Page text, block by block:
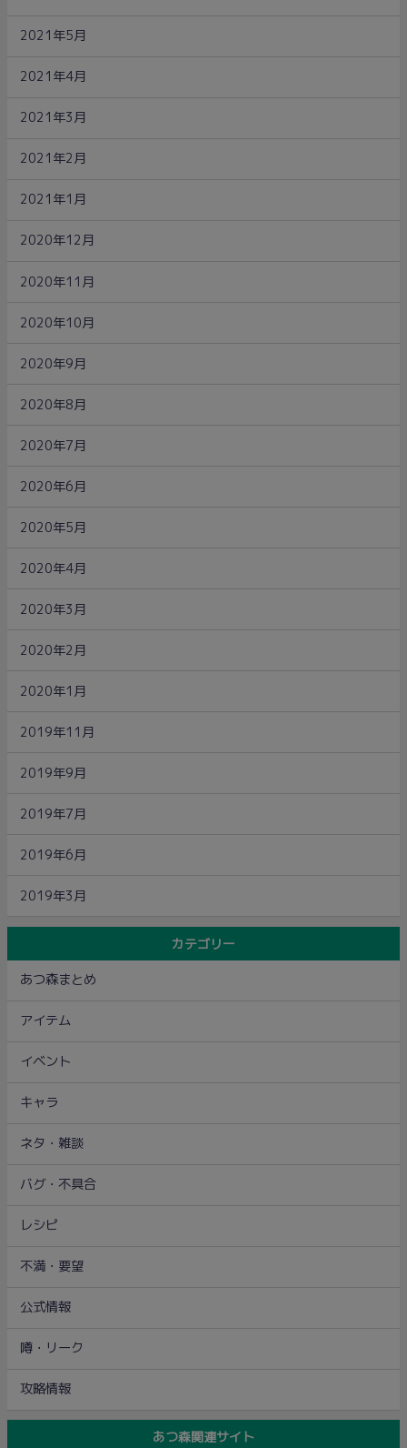
2021年5月
2021年4月
2021年3月
2021年2月
2021年1月
2020年12月
2020年11月
2020年10月
2020年9月
2020年8月
2020年7月
2020年6月
2020年5月
2020年4月
2020年3月
2020年2月
2020年1月
2019年11月
2019年9月
2019年7月
2019年6月
2019年3月
カテゴリー
あつ森まとめ
アイテム
イベント
キャラ
ネタ・雑談
バグ・不具合
レシピ
不満・要望
公式情報
噂・リーク
攻略情報
あつ森関連サイト